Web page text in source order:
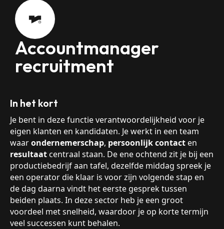
Accountmanager
recruitment
In het kort
Je bent in deze functie verantwoordelijkheid voor je
eigen klanten en kandidaten. Je werkt in een team
waarondernemerschap, persoonlijk contact en
resultaat centraal staan. De ene ochtend zit je bij een
productiebedrijf aan tafel, dezelfde middag spreek je
een operator die klaar is voor zijn volgende stap en
de dag daarna vindt het eerste gesprek tussen
beiden plaats. In deze sector heb je een groot
voordeel met snelheid, waardoor je op korte termijn
veel successen kunt behalen.